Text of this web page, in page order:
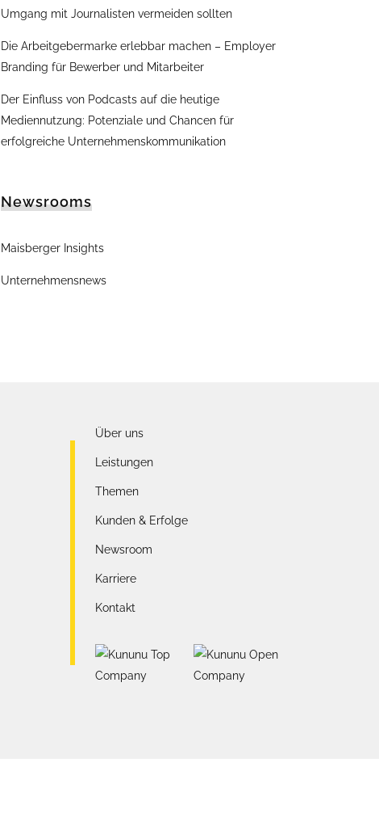
Umgang mit Journalisten vermeiden sollten
Die Arbeitgebermarke erlebbar machen – Employer
Branding für Bewerber und Mitarbeiter
Der Einfluss von Podcasts auf die heutige
Mediennutzung: Potenziale und Chancen für
erfolgreiche Unternehmenskommunikation
Newsrooms
Maisberger Insights
Unternehmensnews
Über uns
Leistungen
Themen
Kunden & Erfolge
Newsroom
Karriere
Kontakt